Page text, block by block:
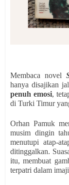
Membaca novel
hanya disajikan
penuh emosi,
di Turki Timur
Orhan Pamuk
musim dingin
menutupi atap-
ditinggalkan.
itu, membuat
terpatri dalam